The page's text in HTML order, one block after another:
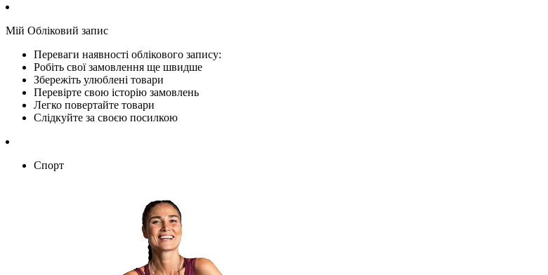
Мій Обліковий запис
Переваги наявності облікового запису:
Робіть свої замовлення ще швидше
Збережіть улюблені товари
Перевірте свою історію замовлень
Легко повертайте товари
Слідкуйте за своєю посилкою
Спорт